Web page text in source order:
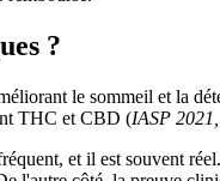
?
le sommeil et la
THC et CBD (IASP
et il est souvent